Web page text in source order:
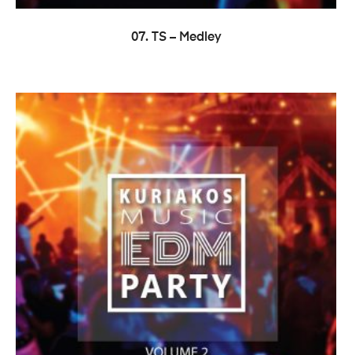
LER MAIS
07. TS – Medley